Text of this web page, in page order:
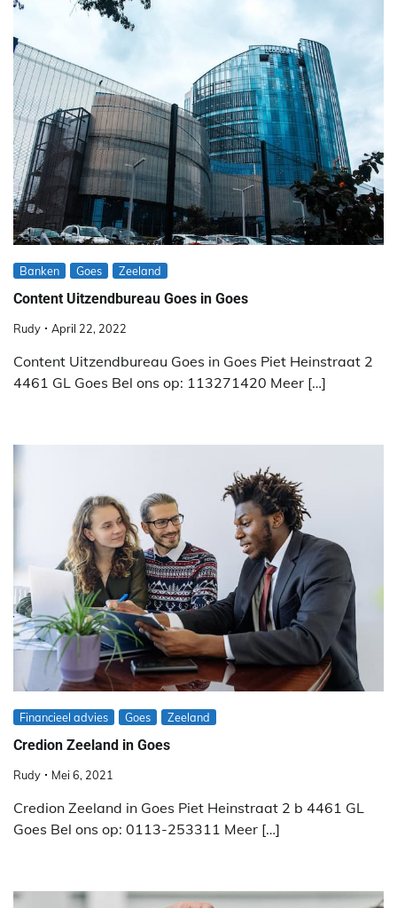
Banken Goes Zeeland
Content Uitzendbureau Goes in Goes
Rudy April 22, 2022
Content Uitzendbureau Goes in Goes Piet Heinstraat 2
4461 GL Goes Bel ons op: 113271420 Meer […]
Financieel advies Goes Zeeland
Credion Zeeland in Goes
Rudy Mei 6, 2021
Credion Zeeland in Goes Piet Heinstraat 2 b 4461 GL
Goes Bel ons op: 0113-253311 Meer […]